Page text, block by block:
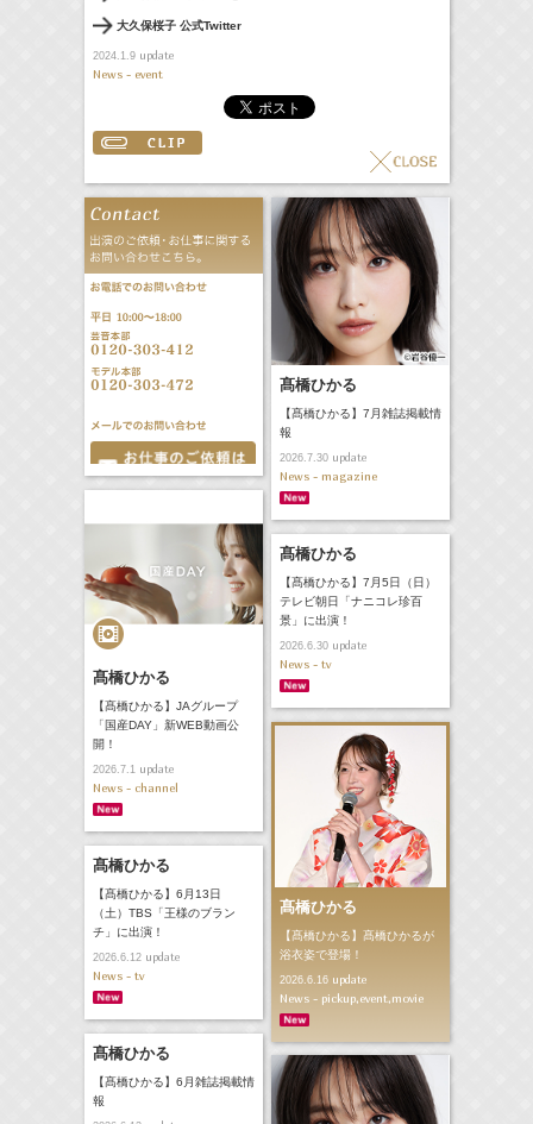
大久保桜子 公式Twitter
2024.1.9update
News - event
髙橋ひかる
【髙橋ひかる】7月雑誌掲載情
報
2026.7.30update
News - magazine
髙橋ひかる
【髙橋ひかる】JAグループ
「国産DAY」新WEB動画公
開！
2026.7.1update
News - channel
髙橋ひかる
【髙橋ひかる】7月5日（日）
テレビ朝日「ナニコレ珍百
景」に出演！
2026.6.30update
News - tv
髙橋ひかる
【髙橋ひかる】髙橋ひかるが
浴衣姿で登場！
2026.6.16update
News - pickup,event,movie
髙橋ひかる
【髙橋ひかる】6月13日
（土）TBS「王様のブラン
チ」に出演！
2026.6.12update
News - tv
髙橋ひかる
【髙橋ひかる】6月雑誌掲載情
報